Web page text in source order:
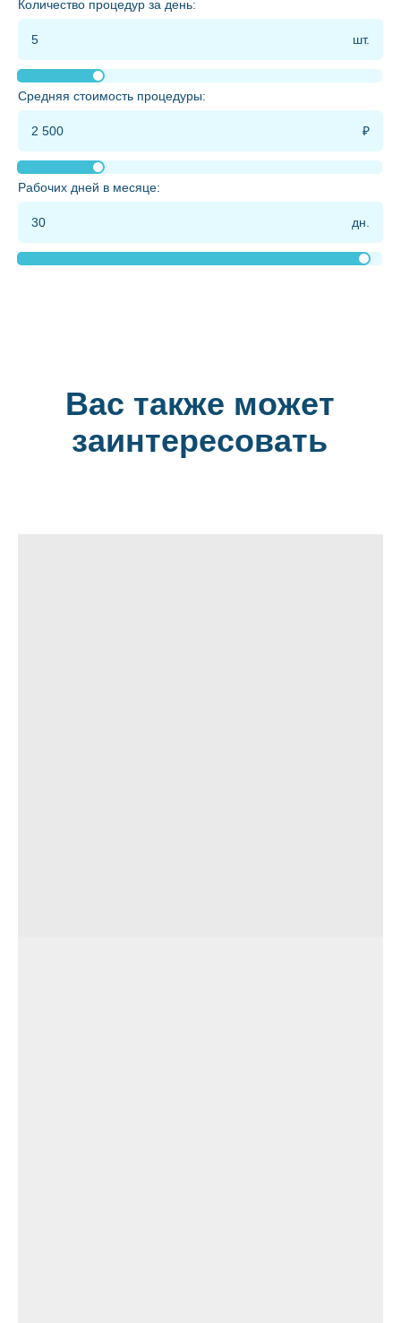
Количество процедур за день:
Средняя стоимость процедуры:
Рабочих дней в месяце:
Вас также может
заинтересовать